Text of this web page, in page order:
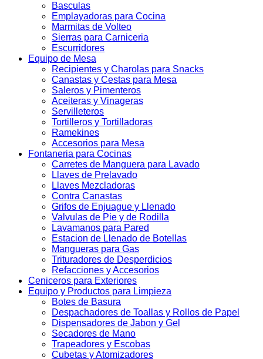
Basculas
Emplayadoras para Cocina
Marmitas de Volteo
Sierras para Carniceria
Escurridores
Equipo de Mesa
Recipientes y Charolas para Snacks
Canastas y Cestas para Mesa
Saleros y Pimenteros
Aceiteras y Vinageras
Servilleteros
Tortilleros y Tortilladoras
Ramekines
Accesorios para Mesa
Fontaneria para Cocinas
Carretes de Manguera para Lavado
Llaves de Prelavado
Llaves Mezcladoras
Contra Canastas
Grifos de Enjuague y Llenado
Valvulas de Pie y de Rodilla
Lavamanos para Pared
Estacion de Llenado de Botellas
Mangueras para Gas
Trituradores de Desperdicios
Refacciones y Accesorios
Ceniceros para Exteriores
Equipo y Productos para Limpieza
Botes de Basura
Despachadores de Toallas y Rollos de Papel
Dispensadores de Jabon y Gel
Secadores de Mano
Trapeadores y Escobas
Cubetas y Atomizadores